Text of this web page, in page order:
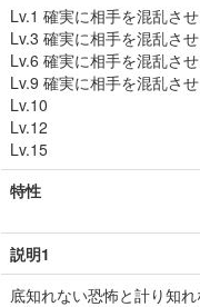
Lv.1 確実に相手を混乱さ
Lv.3 確実に相手を混乱さ
Lv.6 確実に相手を混乱さ
Lv.9 確実に相手を混乱さ
Lv.10
Lv.12
Lv.15
特性
説明1
底知れない恐怖と計り知